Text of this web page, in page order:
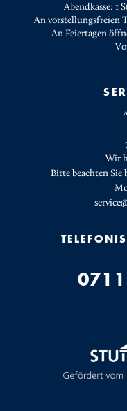
Abendkasse: 1
An vorstellungsfreien
An Feiertagen
Wir
Bitte beachten Sie